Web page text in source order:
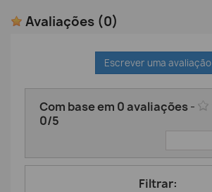
Avaliações (0)
Escrever uma avaliação
Com base em 0avaliações-
0/5
Filtrar: